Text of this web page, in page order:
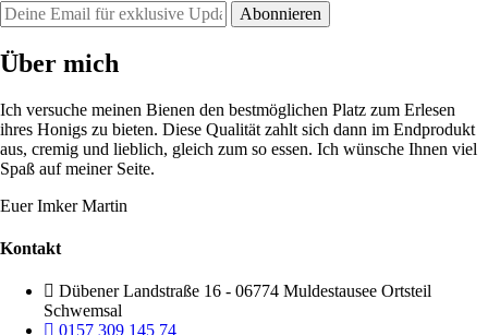
Über mich
Ich versuche meinen Bienen den bestmöglichen Platz zum Erlesen
ihres Honigs zu bieten. Diese Qualität zahlt sich dann im Endprodukt
aus, cremig und lieblich, gleich zum so essen. Ich wünsche Ihnen viel
Spaß auf meiner Seite.
Euer Imker Martin
Kontakt
Dübener Landstraße 16 - 06774 Muldestausee Ortsteil
Schwemsal
0157 309 145 74